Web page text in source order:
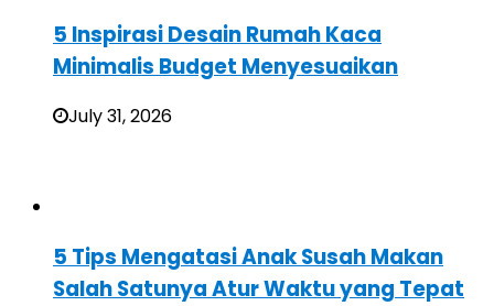
5 Inspirasi Desain Rumah Kaca
Minimalis Budget Menyesuaikan
July 31, 2026
5 Tips Mengatasi Anak Susah Makan
Salah Satunya Atur Waktu yang Tepat